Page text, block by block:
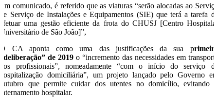
Em comunicado, é referido que as viaturas “serão alocadas ao Serviço
de Serviço de Instalações e Equipamentos (SIE) que terá a tarefa de
efetuar uma gestão eficiente da frota do CHUSJ [Centro Hospitalar
Universitário de São João]”,
O CA aponta como uma das justificações da sua primeira
“deliberação” de 2019 o “incremento das necessidades em transporte
dos profissionais”, nomeadamente “com o início do serviço de
hospitalização domiciliária”, um projeto lançado pelo Governo em
outubro que permite cuidar dos utentes no domicílio, evitando o
internamento hospitalar.